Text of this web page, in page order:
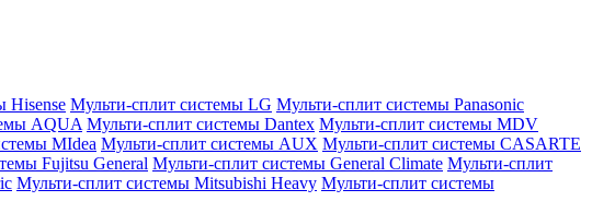
Hisense Мульти-сплит системы LG Мульти-сплит системы Panasonic
AQUA Мульти-сплит системы Dantex Мульти-сплит системы MDV
MIdea Мульти-сплит системы AUX Мульти-сплит системы CASARTE
Fujitsu General Мульти-сплит системы General Climate Мульти-сплит
Мульти-сплит системы Mitsubishi Heavy Мульти-сплит системы